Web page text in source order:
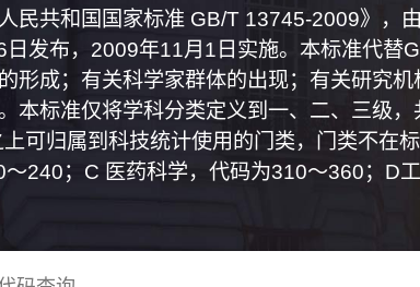
民共和国国家标准 GB/T 13745-2009》，
发布，2009年11月1日实施。本标准代
形成；有关科学家群体的出现；有关研究
本标准仅将学科分类定义到一、二、三级
可归属到科技统计使用的门类，门类不在
240；C 医药科学，代码为310～360；D